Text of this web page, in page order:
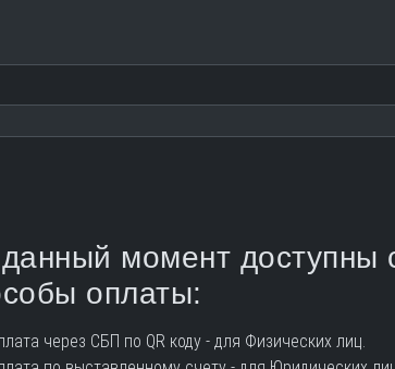
момент доступны
оплаты:
через СБП по QR коду - для Физических лиц.